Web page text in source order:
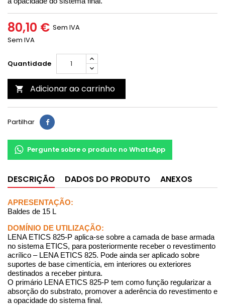
80,10 € Sem IVA
Sem IVA
Quantidade
 Adicionar ao carrinho
Partilhar
Pergunte sobre o produto no WhatsApp
DESCRIÇÃO DADOS DO PRODUTO ANEXOS
APRESENTAÇÃO:
Baldes de 15 L
DOMÍNIO DE UTILIZAÇÃO:
LENA ETICS 825-P aplica-se sobre a camada de base armada
no sistema ETICS, para posteriormente receber o revestimento
acrílico – LENA ETICS 825. Pode ainda ser aplicado sobre
suportes de base cimentícia, em interiores ou exteriores
destinados a receber pintura.
O primário LENA ETICS 825-P tem como função regularizar a
absorção do substrato, promover a aderência do revestimento e
a opacidade do sistema final.